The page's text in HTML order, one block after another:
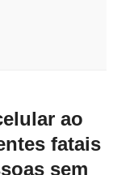
ao
fatais
sem